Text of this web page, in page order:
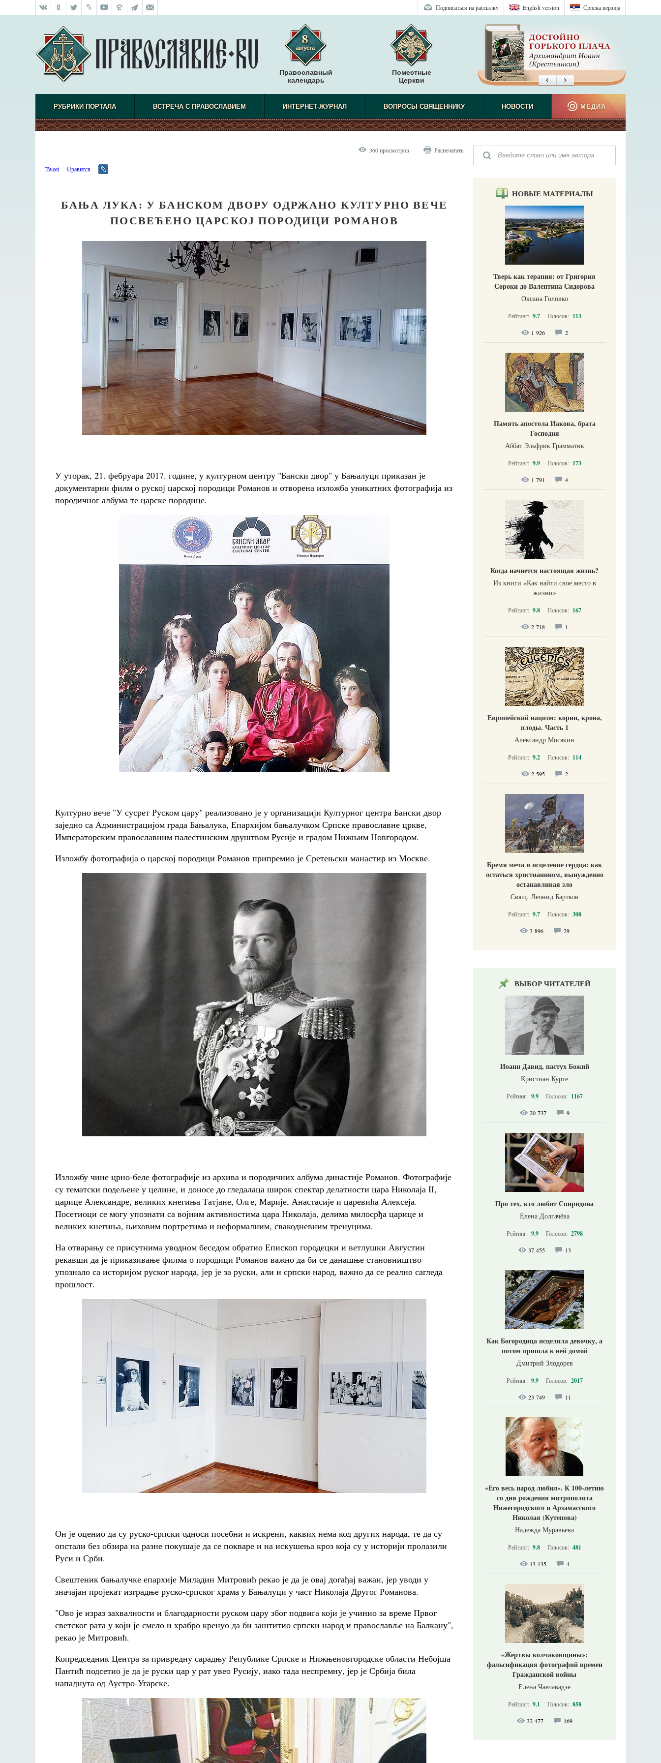
Српска верзиjа
English version
Подписаться на рассылку
Православный
календарь
Поместные
Церкви
РУБРИКИ ПОРТАЛА ВСТРЕЧА С ПРАВОСЛАВИЕМ ИНТЕРНЕТ-ЖУРНАЛ ВОПРОСЫ СВЯЩЕННИКУ НОВОСТИ МЕДИА
360 просмотров Распечатать
Tweet Нравится
БАЊА ЛУКА: У БАНСКОМ ДВОРУ ОДРЖАНО КУЛТУРНО ВЕЧЕ
ПОСВЕЋЕНО ЦАРСКОЈ ПОРОДИЦИ РОМАНОВ
У уторак, 21. фебруара 2017. године, у културном центру "Бански двор" у Бањалуци приказан је
документарни филм о руској царској породици Романов и отворена изложба уникатних фотографија из
породичног албума те царске породице.
Културно вече "У сусрет Руском цару" реализовано је у организацији Културног центра Бански двор
заједно са Администрацијом града Бањалука, Епархијом бањалучком Српске православне цркве,
Императорским православним палестинским друштвом Русије и градом Нижњим Новгородом.
Изложбу фотографија о царској породици Романов припремио је Сретењски манастир из Москве.
Изложбу чине црно-беле фотографије из архива и породичних албума династије Романов. Фотографије
су тематски подељене у целине, и доносе до гледалаца широк спектар делатности цара Николаја II,
царице Александре, великих кнегиња Татјане, Олге, Марије, Анастасије и царевића Алексеја.
Посетиоци се могу упознати са војним активностима цара Николаја, делима милосрђа царице и
великих кнегиња, њиховим портретима и неформалним, свакодневним тренуцима.
На отварању се присутнима уводном беседом обратио Епископ городецки и ветлушки Августин
рекавши да је приказивање филма о породици Романов важно да би се данашње становништво
упознало са историјом руског народа, јер је за руски, али и српски народ, важно да се реално сагледа
прошлост.
Он је оценио да су руско-српски односи посебни и искрени, каквих нема код других народа, те да су
опстали без обзира на разне покушаје да се покваре и на искушења кроз која су у историји пролазили
Руси и Срби.
Свештеник бањалучке епархије Миладин Митровић рекао је да је овај догађај важан, јер уводи у
значајан пројекат изградње руско-српског храма у Бањалуци у част Николаја Другог Романова.
"Ово је израз захвалности и благодарности руском цару због подвига који је учинио за време Првог
светског рата у који је смело и храбро кренуо да би заштитио српски народ и православље на Балкану",
рекао је Митровић.
Копредседник Центра за привредну сарадњу Републике Српске и Нижњеновгородске области Небојша
Пантић подсетио је да је руски цар у рат увео Русију, иако тада неспремну, јер је Србија била
нападнута од Аустро-Угарске.
НОВЫЕ МАТЕРИАЛЫ
Тверь как терапия: от Григория
Сороки до Валентина Сидорова
Оксана Головко
Рейтинг: 9.7 Голосов: 113
1 926 2
Память апостола Иакова, брата
Господня
Аббат Эльфрик Грамматик
Рейтинг: 9.9 Голосов: 173
1 791 4
Когда начнется настоящая жизнь?
Из книги «Как найти свое место в
жизни​»
Рейтинг: 9.8 Голосов: 167
2 718 1
Европейский нацизм: корни, крона,
плоды. Часть 1
Александр Мосякин
Рейтинг: 9.2 Голосов: 114
2 595 2
Бремя меча и исцеление сердца: как
остаться христианином, вынужденно
останавливая зло
Свящ. Леонид Бартков
Рейтинг: 9.7 Голосов: 308
3 896 29
ВЫБОР ЧИТАТЕЛЕЙ
Иоанн Давид, пастух Божий
Кристиан Курте
Рейтинг: 9.9 Голосов: 1167
20 737 9
Про тех, кто любит Спиридона
Елена Долгачёва
Рейтинг: 9.9 Голосов: 2798
37 455 13
Как Богородица исцелила девочку, а
потом пришла к ней домой
Дмитрий Злодорев
Рейтинг: 9.9 Голосов: 2017
23 749 11
«Его весь народ любил». К 100-летию
со дня рождения митрополита
Нижегородского и Арзамасского
Николая (Кутепова)
Надежда Муравьева
Рейтинг: 9.8 Голосов: 481
13 135 4
«Жертвы колчаковщины»:
фальсификация фотографий времен
Гражданской войны
Елена Чавчавадзе
Рейтинг: 9.1 Голосов: 858
32 477 169